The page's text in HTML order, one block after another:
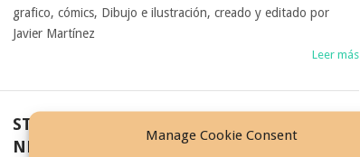
Manage Cookie Consent
grafico, cómics, Dibujo e ilustración, creado y editado por
Javier Martínez
Leer más
STRANGER THINGS, JAVIER MARTÍNEZ,
NETFLIX ORIGINAL SERIES